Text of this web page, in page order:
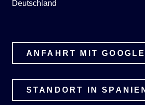
Deutschland
ANFAHRT MIT
STANDORT IN SPANIEN